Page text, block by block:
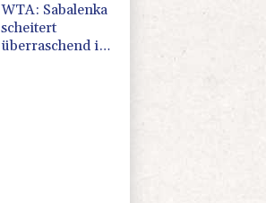
WTA: Sabalenka
scheitert
überraschend in